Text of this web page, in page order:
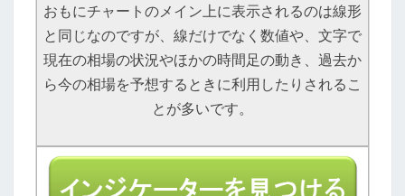
おもにチャートのメイン上に表示されるのは線形
と同じなのですが、線だけでなく数値や、文字で
現在の相場の状況やほかの時間足の動き、過去か
ら今の相場を予想するときに利用したりされるこ
とが多いです。